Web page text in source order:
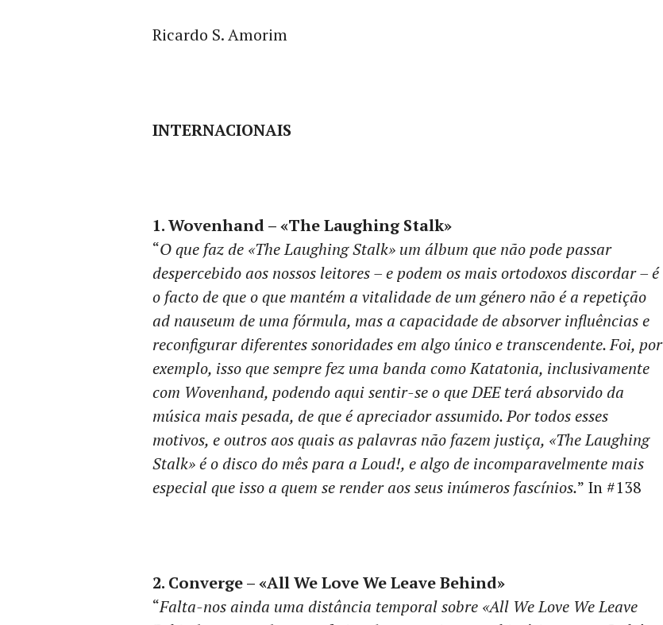
Ricardo S. Amorim
INTERNACIONAIS
1. Wovenhand – «The Laughing Stalk»
“O que faz de «The Laughing Stalk» um álbum que não pode passar
despercebido aos nossos leitores – e podem os mais ortodoxos discordar – é
o facto de que o que mantém a vitalidade de um género não é a repetição
ad nauseum de uma fórmula, mas a capacidade de absorver influências e
reconfigurar diferentes sonoridades em algo único e transcendente. Foi, por
exemplo, isso que sempre fez uma banda como Katatonia, inclusivamente
com Wovenhand, podendo aqui sentir-se o que DEE terá absorvido da
música mais pesada, de que é apreciador assumido. Por todos esses
motivos, e outros aos quais as palavras não fazem justiça, «The Laughing
Stalk» é o disco do mês para a Loud!, e algo de incomparavelmente mais
especial que isso a quem se render aos seus inúmeros fascínios.” In #138
2. Converge – «All We Love We Leave Behind»
“Falta-nos ainda uma distância temporal sobre «All We Love We Leave